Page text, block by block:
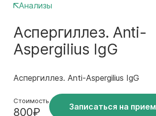
Анализы
Аспергиллез. Anti-
Aspergilius IgG
Аспергиллез. Anti-Aspergilius IgG
Стоимость
800₽ Записаться на прием